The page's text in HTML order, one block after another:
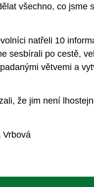
všechno, co jsme
natřeli 10
sesbírali po cestě,
větvemi a
že jim není
Vrbová